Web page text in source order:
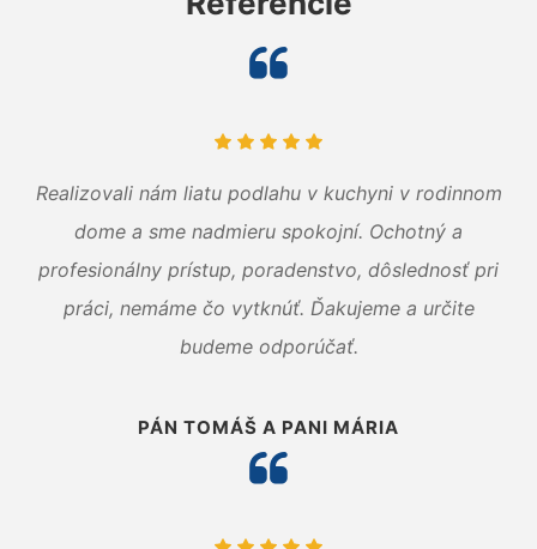
Realizovali nám liatu podlahu v kuchyni v rodinnom
dome a sme nadmieru spokojní. Ochotný a
profesionálny prístup, poradenstvo, dôslednosť pri
práci, nemáme čo vytknúť. Ďakujeme a určite
budeme odporúčať.
PÁN TOMÁŠ A PANI MÁRIA